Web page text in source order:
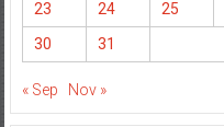
23 24 25
30
31
« Sep Nov »